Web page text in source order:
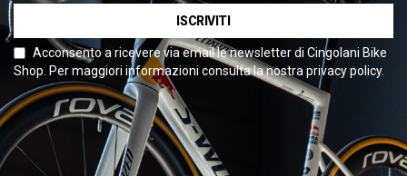
ISCRIVITI
Acconsento a ricevere via email le newsletter di Cingolani Bike
Shop. Per maggiori informazioni consulta la nostra privacy policy.